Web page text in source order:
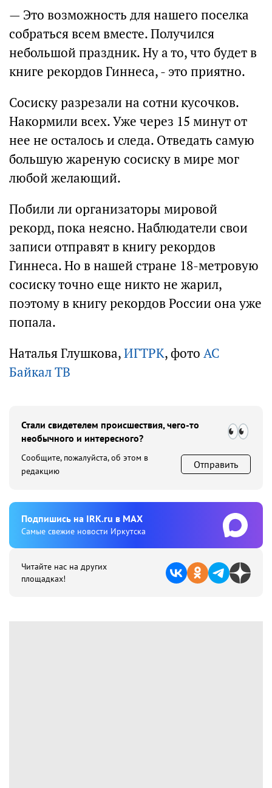
— Это возможность для нашего поселка
собраться всем вместе. Получился
небольшой праздник. Ну а то, что будет в
книге рекордов Гиннеса, - это приятно.
Сосиску разрезали на сотни кусочков.
Накормили всех. Уже через 15 минут от
нее не осталось и следа. Отведать самую
большую жареную сосиску в мире мог
любой желающий.
Побили ли организаторы мировой
рекорд, пока неясно. Наблюдатели свои
записи отправят в книгу рекордов
Гиннеса. Но в нашей стране 18-метровую
сосиску точно еще никто не жарил,
поэтому в книгу рекордов России она уже
попала.
Наталья Глушкова,ИГТРК, фото АС
Байкал ТВ
Стали свидетелем происшествия, чего-то
необычного и интересного?
Сообщите, пожалуйста, об этом в
редакцию
Отправить
Подпишиcь на IRK.ru в MAX
Cамые свежие новости Иркутска
Читайте нас на других
площадках!